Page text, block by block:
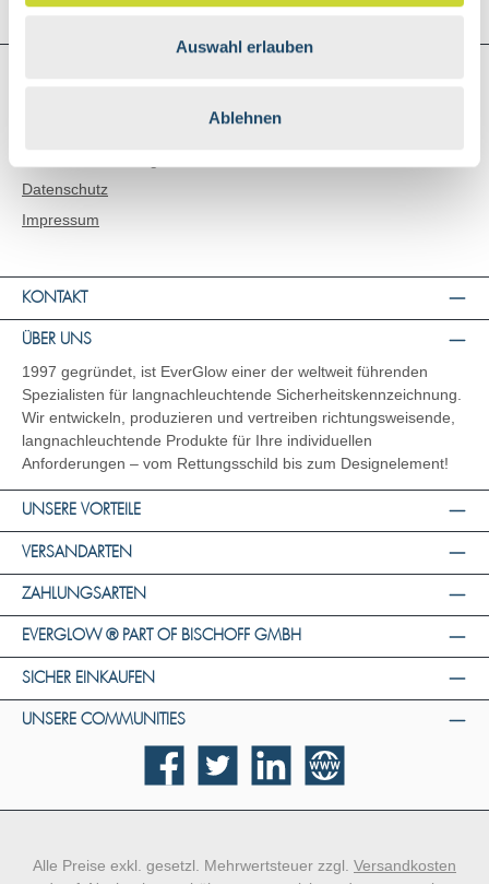
Auswahl erlauben
Ablehnen
Datenschutz
Impressum
KONTAKT
ÜBER UNS
1997 gegründet, ist EverGlow einer der weltweit führenden
Spezialisten für langnachleuchtende Sicherheitskennzeichnung.
Wir entwickeln, produzieren und vertreiben richtungsweisende,
langnachleuchtende Produkte für Ihre individuellen
Anforderungen – vom Rettungsschild bis zum Designelement!
UNSERE VORTEILE
VERSANDARTEN
ZAHLUNGSARTEN
EVERGLOW ® PART OF BISCHOFF GMBH
SICHER EINKAUFEN
UNSERE COMMUNITIES
FacebookTwitter LinkedIn Website
Alle Preise exkl. gesetzl. Mehrwertsteuer zzgl. Versandkosten